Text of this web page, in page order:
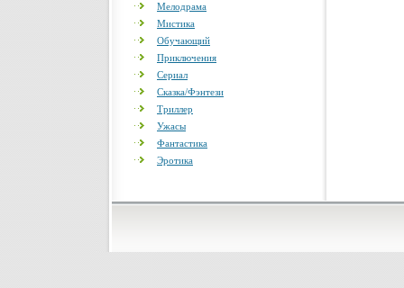
Мелодрама
Мистика
Обучающий
Приключения
Сериал
Сказка/Фэнтези
Триллер
Ужасы
Фантастика
Эротика